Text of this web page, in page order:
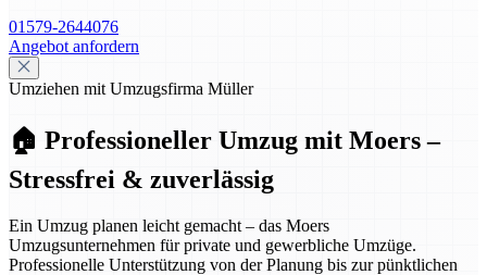
01579-2644076
Angebot anfordern
Umziehen mit Umzugsfirma Müller
🏠 Professioneller Umzug mit Moers –
Stressfrei & zuverlässig
Ein Umzug planen leicht gemacht – das Moers
Umzugsunternehmen für private und gewerbliche Umzüge.
Professionelle Unterstützung von der Planung bis zur pünktlichen